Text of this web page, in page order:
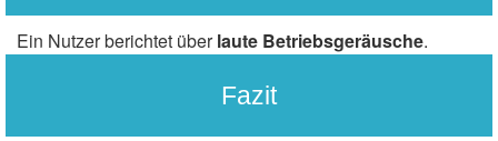
Ein Nutzer berichtet überlaute Betriebsgeräusche.
Fazit